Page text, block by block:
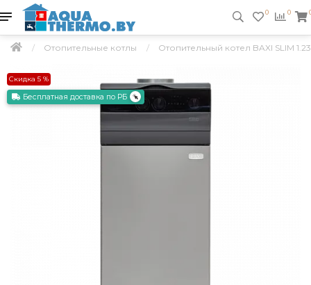
0 0
Отопительные котлы Отопительный котел BAXI SLIM
Скидка 5 %
Бесплатная доставка по РБ